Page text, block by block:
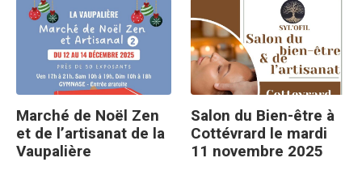
Marché de Noël Zen
et de l’artisanat de la
Vaupalière
Salon du Bien-être à
Cottévrard le mardi
11 novembre 2025